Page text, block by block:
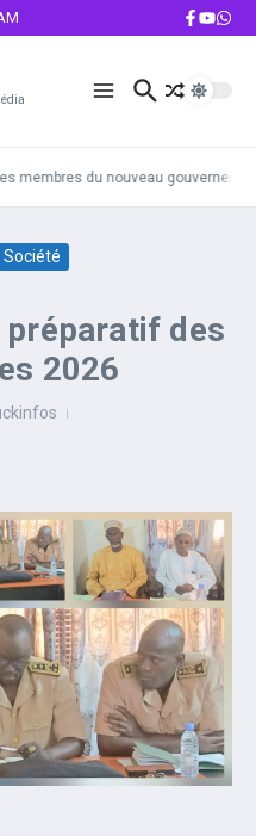
membres du nouveau gouvernement
préparatif des
2026